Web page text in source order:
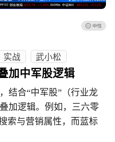
实战
武小松
加中军股逻辑
结合“中军股”（行业龙
加逻辑。例如，三六零
索与营销属性，而蓝标